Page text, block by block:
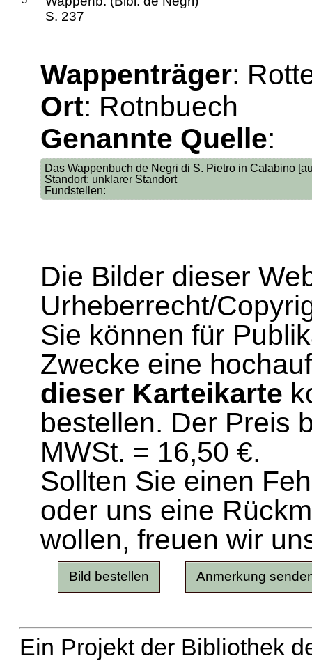
S. 237
Wappenträger:
Ort: Rotnbuech
Genannte Quelle:
Das Wappenbuch de Negri di S. Pietro in Calabino
Standort: unklarer Standort
Fundstellen:
Die Bilder dieser
Urheberrecht/
Sie können für
Zwecke eine
dieser Karteikarte
bestellen. Der Preis
MWSt. = 16,50 €.
Sollten Sie einen
oder uns eine
wollen, freuen wir
Ein Projekt der Bibliothek